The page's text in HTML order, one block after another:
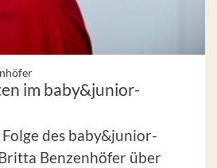
im baby&junior-
des baby&junior-
Benzenhöfer über